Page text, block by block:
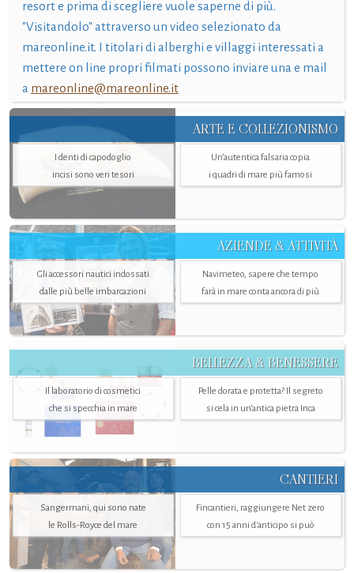
resort e prima di scegliere vuole saperne di più.
"Visitandolo" attraverso un video selezionato da
mareonline.it. I titolari di alberghi e villaggi interessati a
mettere on line propri filmati possono inviare una e mail
a mareonline@mareonline.it
ARTE E COLLEZIONISMO
I denti di capodoglio
incisi sono veri tesori
Un’autentica falsaria copia
i quadri di mare più famosi
AZIENDE & ATTIVITÀ
Gli accessori nautici indossati
dalle più belle imbarcazioni
Navimeteo, sapere che tempo
farà in mare conta ancora di più
BELLEZZA & BENESSERE
Il laboratorio di cosmetici
che si specchia in mare
Pelle dorata e protetta? Il segreto
si cela in un’antica pietra Inca
CANTIERI
Sangermani, qui sono nate
le Rolls-Royce del mare
Fincantieri, raggiungere Net zero
con 15 anni d'anticipo si può